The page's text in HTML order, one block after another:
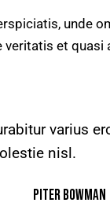
unde
veritatis et
varius
nisl.
Piter Bowman